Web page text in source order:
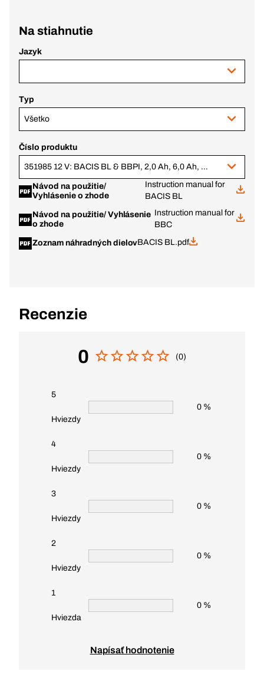
Na stiahnutie
Jazyk
Typ
Všetko
Číslo produktu
351985 12 V: BACIS BL & BBPI, 2,0 Ah, 6,0 Ah, BC+ v.1 (343777 + 343782)
Návod na použitie/
Vyhlásenie o zhode
Instruction manual for
BACIS BL
Návod na použitie/ Vyhlásenie
o zhode
Instruction manual for
BBC
Zoznam náhradných dielovBACIS BL.pdf
Recenzie
0 (0)
5
Hviezdy
0 %
4
Hviezdy
0 %
3
Hviezdy
0 %
2
Hviezdy
0 %
1
Hviezda
0 %
Napísať hodnotenie